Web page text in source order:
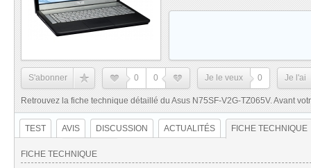
S'abonner 0 0 Je le veux 0 Je l'ai
Retrouvez la fiche technique détaillé du Asus N75SF-V2G-TZ065V. Avant
TEST AVIS DISCUSSION ACTUALITÉS FICHE TECHNIQUE
FICHE TECHNIQUE